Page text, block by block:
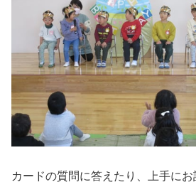
カードの質問に答えたり、上手に